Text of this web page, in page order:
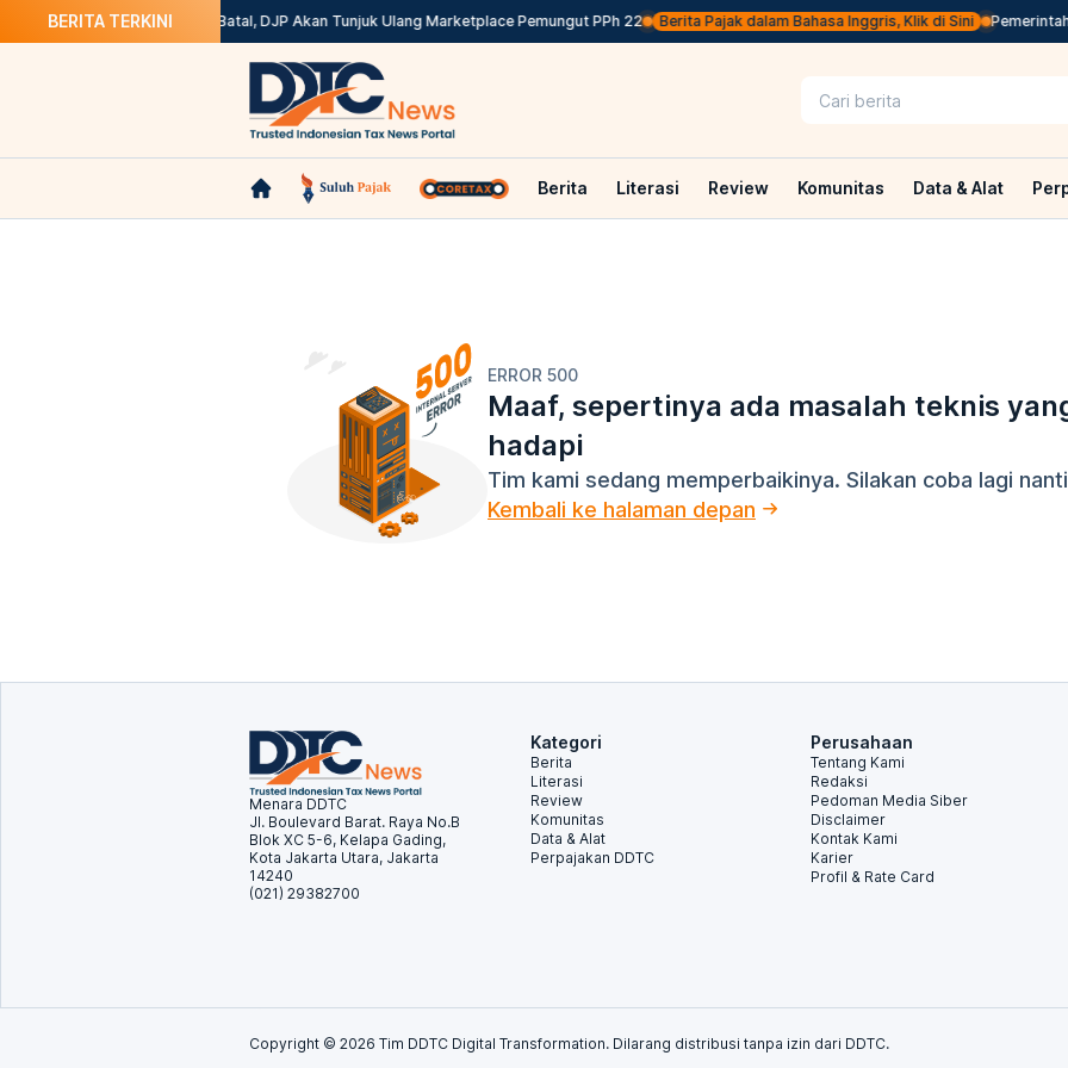
BERITA TERKINI
Ini Solusinya Kepdirjen Batal, DJP Akan Tunjuk Ulang Marketplace Pemungut PPh 22 Berita Pajak dalam Bahasa Inggris, Klik di Sini Pemerintah
Berita Literasi Review Komunitas Data & Alat
ERROR 500
Maaf, sepertinya ada masalah teknis
hadapi
Tim kami sedang memperbaikinya. Silakan coba lagi
Kembali ke halaman depan
Menara DDTC
Jl. Boulevard Barat. Raya No.B
Blok XC 5-6, Kelapa Gading,
Kota Jakarta Utara, Jakarta
14240
(021) 29382700
Kategori
Berita
Literasi
Review
Komunitas
Data & Alat
Perpajakan DDTC
Perusahaan
Tentang Kami
Redaksi
Pedoman Media Siber
Disclaimer
Kontak Kami
Karier
Profil & Rate Card
Copyright © 2026 Tim DDTC Digital Transformation. Dilarang distribusi tanpa izin dari DDTC.